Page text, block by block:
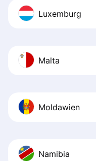
Luxemburg
Malta
Moldawien
Namibia